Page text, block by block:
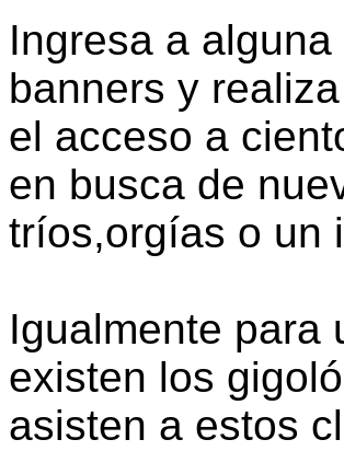
Ingresa a
banners y
el acceso a
en busca de
tríos,orgías o un
Igualmente para
existen los
asisten a estos